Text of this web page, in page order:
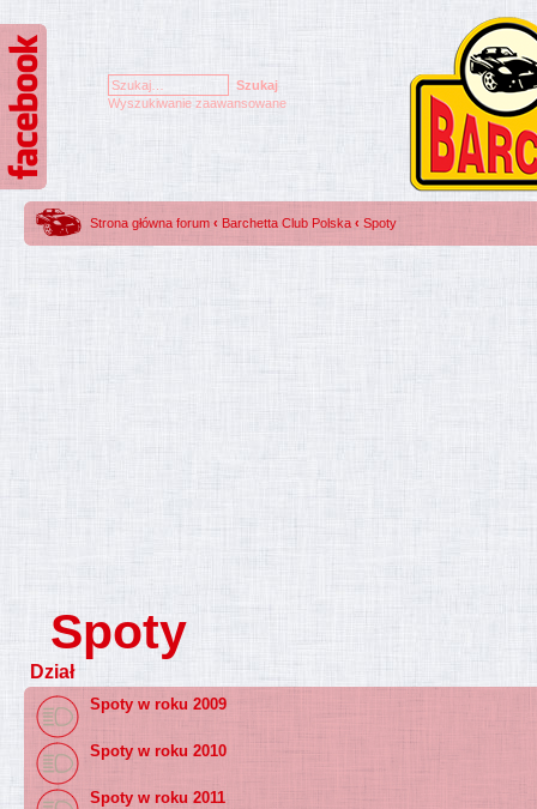
Wyszukiwanie zaawansowane
Strona główna forum ‹ Barchetta Club Polska ‹ Spoty
Spoty
Dział
Spoty w roku 2009
Spoty w roku 2010
Spoty w roku 2011